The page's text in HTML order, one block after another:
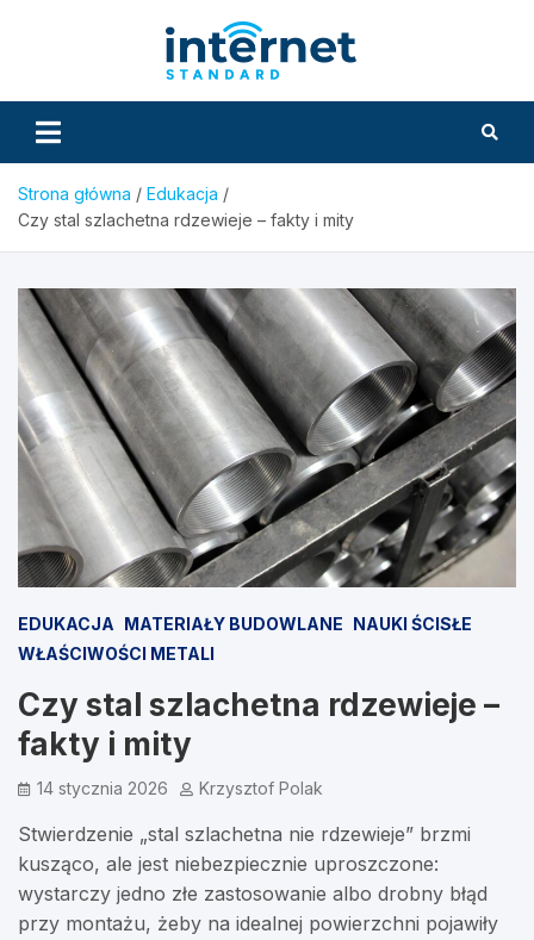
Strona główna
Edukacja
Czy stal szlachetna rdzewieje – fakty i mity
EDUKACJA MATERIAŁY BUDOWLANE NAUKI ŚCISŁE
WŁAŚCIWOŚCI METALI
Czy stal szlachetna rdzewieje –
fakty i mity
14 stycznia 2026 Krzysztof Polak
Stwierdzenie „stal szlachetna nie rdzewieje” brzmi
kusząco, ale jest niebezpiecznie uproszczone:
wystarczy jedno złe zastosowanie albo drobny błąd
przy montażu, żeby na idealnej powierzchni pojawiły